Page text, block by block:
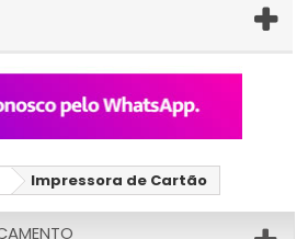
Impressora de Cartão